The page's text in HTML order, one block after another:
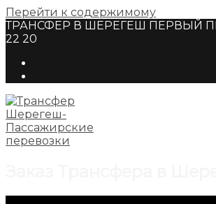
Перейти к содержимому
ТРАНСФЕР В ШЕРЕГЕШ ПЕРВЫЙ
22 20